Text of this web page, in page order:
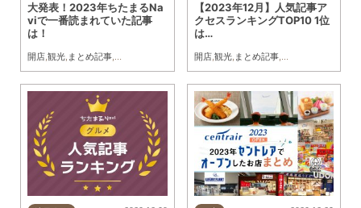
大発表！2023年ちたまるNa
viで一番読まれていた記事
は！
開店 観光 まとめ記事
【2023年12月】人気記事ア
クセスランキングTOP10 1位
は…
開店, 観光, まとめ記事,